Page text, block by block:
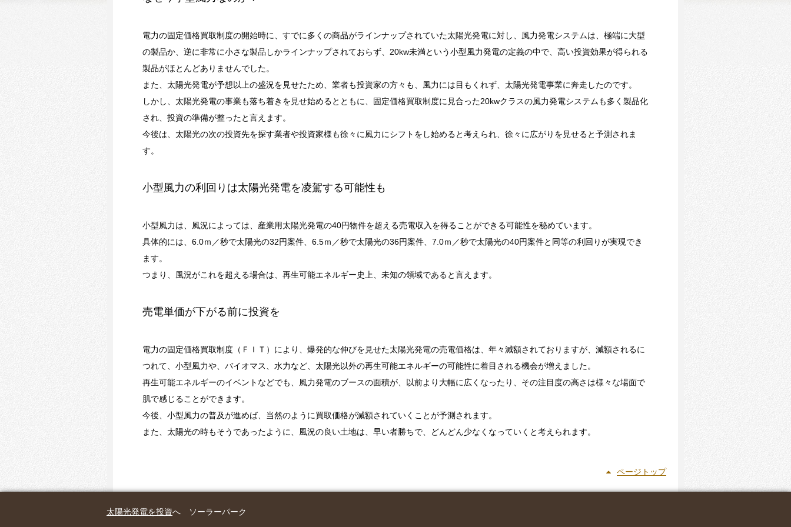
電力の固定価格買取制度の開始時に、すでに多くの商品がラインナップされていた太陽光発電に対し、風力発電システムは、極端に大型
の製品か、逆に非常に小さな製品しかラインナップされておらず、20kw未満という小型風力発電の定義の中で、高い投資効果が得られる
製品がほとんどありませんでした。
また、太陽光発電が予想以上の盛況を見せたため、業者も投資家の方々も、風力には目もくれず、太陽光発電事業に奔走したのです。
しかし、太陽光発電の事業も落ち着きを見せ始めるとともに、固定価格買取制度に見合った20kwクラスの風力発電システムも多く製品化
され、投資の準備が整ったと言えます。
今後は、太陽光の次の投資先を探す業者や投資家様も徐々に風力にシフトをし始めると考えられ、徐々に広がりを見せると予測されま
す。
小型風力の利回りは太陽光発電を凌駕する可能性も
小型風力は、風況によっては、産業用太陽光発電の40円物件を超える売電収入を得ることができる可能性を秘めています。
具体的には、6.0ｍ／秒で太陽光の32円案件、6.5ｍ／秒で太陽光の36円案件、7.0ｍ／秒で太陽光の40円案件と同等の利回りが実現でき
ます。
つまり、風況がこれを超える場合は、再生可能エネルギー史上、未知の領域であると言えます。
売電単価が下がる前に投資を
電力の固定価格買取制度（ＦＩＴ）により、爆発的な伸びを見せた太陽光発電の売電価格は、年々減額されておりますが、減額されるに
つれて、小型風力や、バイオマス、水力など、太陽光以外の再生可能エネルギーの可能性に着目される機会が増えました。
再生可能エネルギーのイベントなどでも、風力発電のブースの面積が、以前より大幅に広くなったり、その注目度の高さは様々な場面で
肌で感じることができます。
今後、小型風力の普及が進めば、当然のように買取価格が減額されていくことが予測されます。
また、太陽光の時もそうであったように、風況の良い土地は、早い者勝ちで、どんどん少なくなっていくと考えられます。
ページトップ
太陽光発電を投資へ ソーラーパーク